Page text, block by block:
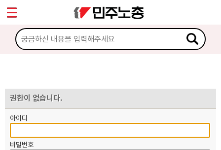
권한이 없습니다.
아이디
비밀번호
마이페이지
소개
노동상담
자료